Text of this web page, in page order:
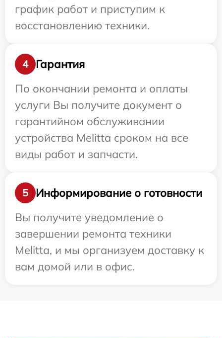
график работ и приступим к
восстановлению техники.
4
Гарантия
По окончании ремонта и оплаты
услуги Вы получите документ о
гарантийном обслуживании
устройства Melitta сроком на все
виды работ и запчасти.
5
Информирование о готовности
Вы получите уведомление о
завершении ремонта техники
Melitta, и мы организуем доставку к
вам домой или в офис.